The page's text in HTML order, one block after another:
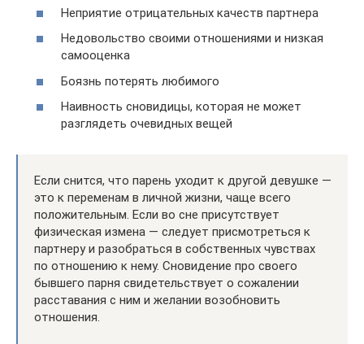
Неприятие отрицательных качеств партнера
Недовольство своими отношениями и низкая
самооценка
Боязнь потерять любимого
Наивность сновидицы, которая не может
разглядеть очевидных вещей
Если снится, что парень уходит к другой девушке —
это к переменам в личной жизни, чаще всего
положительным. Если во сне присутствует
физическая измена — следует присмотреться к
партнеру и разобраться в собственных чувствах
по отношению к нему. Сновидение про своего
бывшего парня свидетельствует о сожалении
расставания с ним и желании возобновить
отношения.